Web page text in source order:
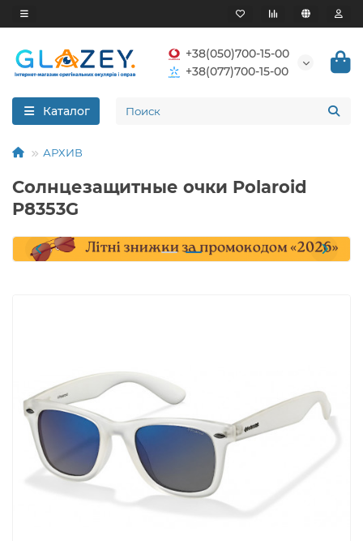
+38(050)700-15-00
+38(077)700-15-00
Каталог
АРХИВ
Солнцезащитные очки Polaroid
P8353G